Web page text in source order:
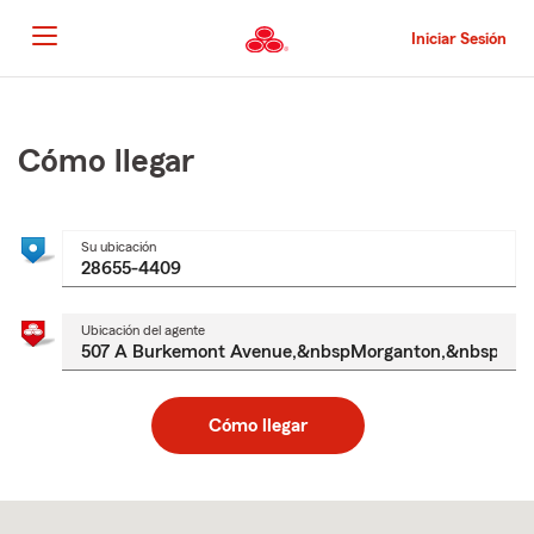
al
contenido
principal
Iniciar Sesión
principal
Cómo llegar
Su ubicación
Ubicación del agente
Cómo llegar
to